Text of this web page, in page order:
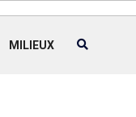
MILIEUX